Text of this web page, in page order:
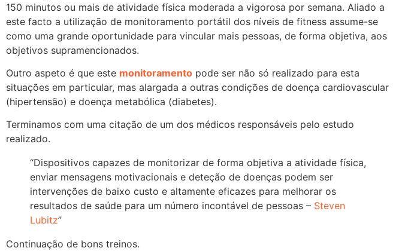
150 minutos ou mais de atividade física moderada a vigorosa por semana. Aliado a
este facto a utilização de monitoramento portátil dos níveis de fitness assume-se
como uma grande oportunidade para vincular mais pessoas, de forma objetiva, aos
objetivos supramencionados.
Outro aspeto é que este monitoramento pode ser não só realizado para esta
situações em particular, mas alargada a outras condições de doença cardiovascular
(hipertensão) e doença metabólica (diabetes).
Terminamos com uma citação de um dos médicos responsáveis pelo estudo
realizado.
“Dispositivos capazes de monitorizar de forma objetiva a atividade física,
enviar mensagens motivacionais e deteção de doenças podem ser
intervenções de baixo custo e altamente eficazes para melhorar os
resultados de saúde para um número incontável de pessoas – Steven
Lubitz”
Continuação de bons treinos.